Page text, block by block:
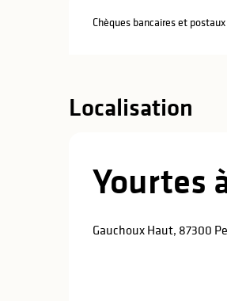
Chèques bancaires et postaux
Localisation
Yourtes
Gauchoux Haut, 87300